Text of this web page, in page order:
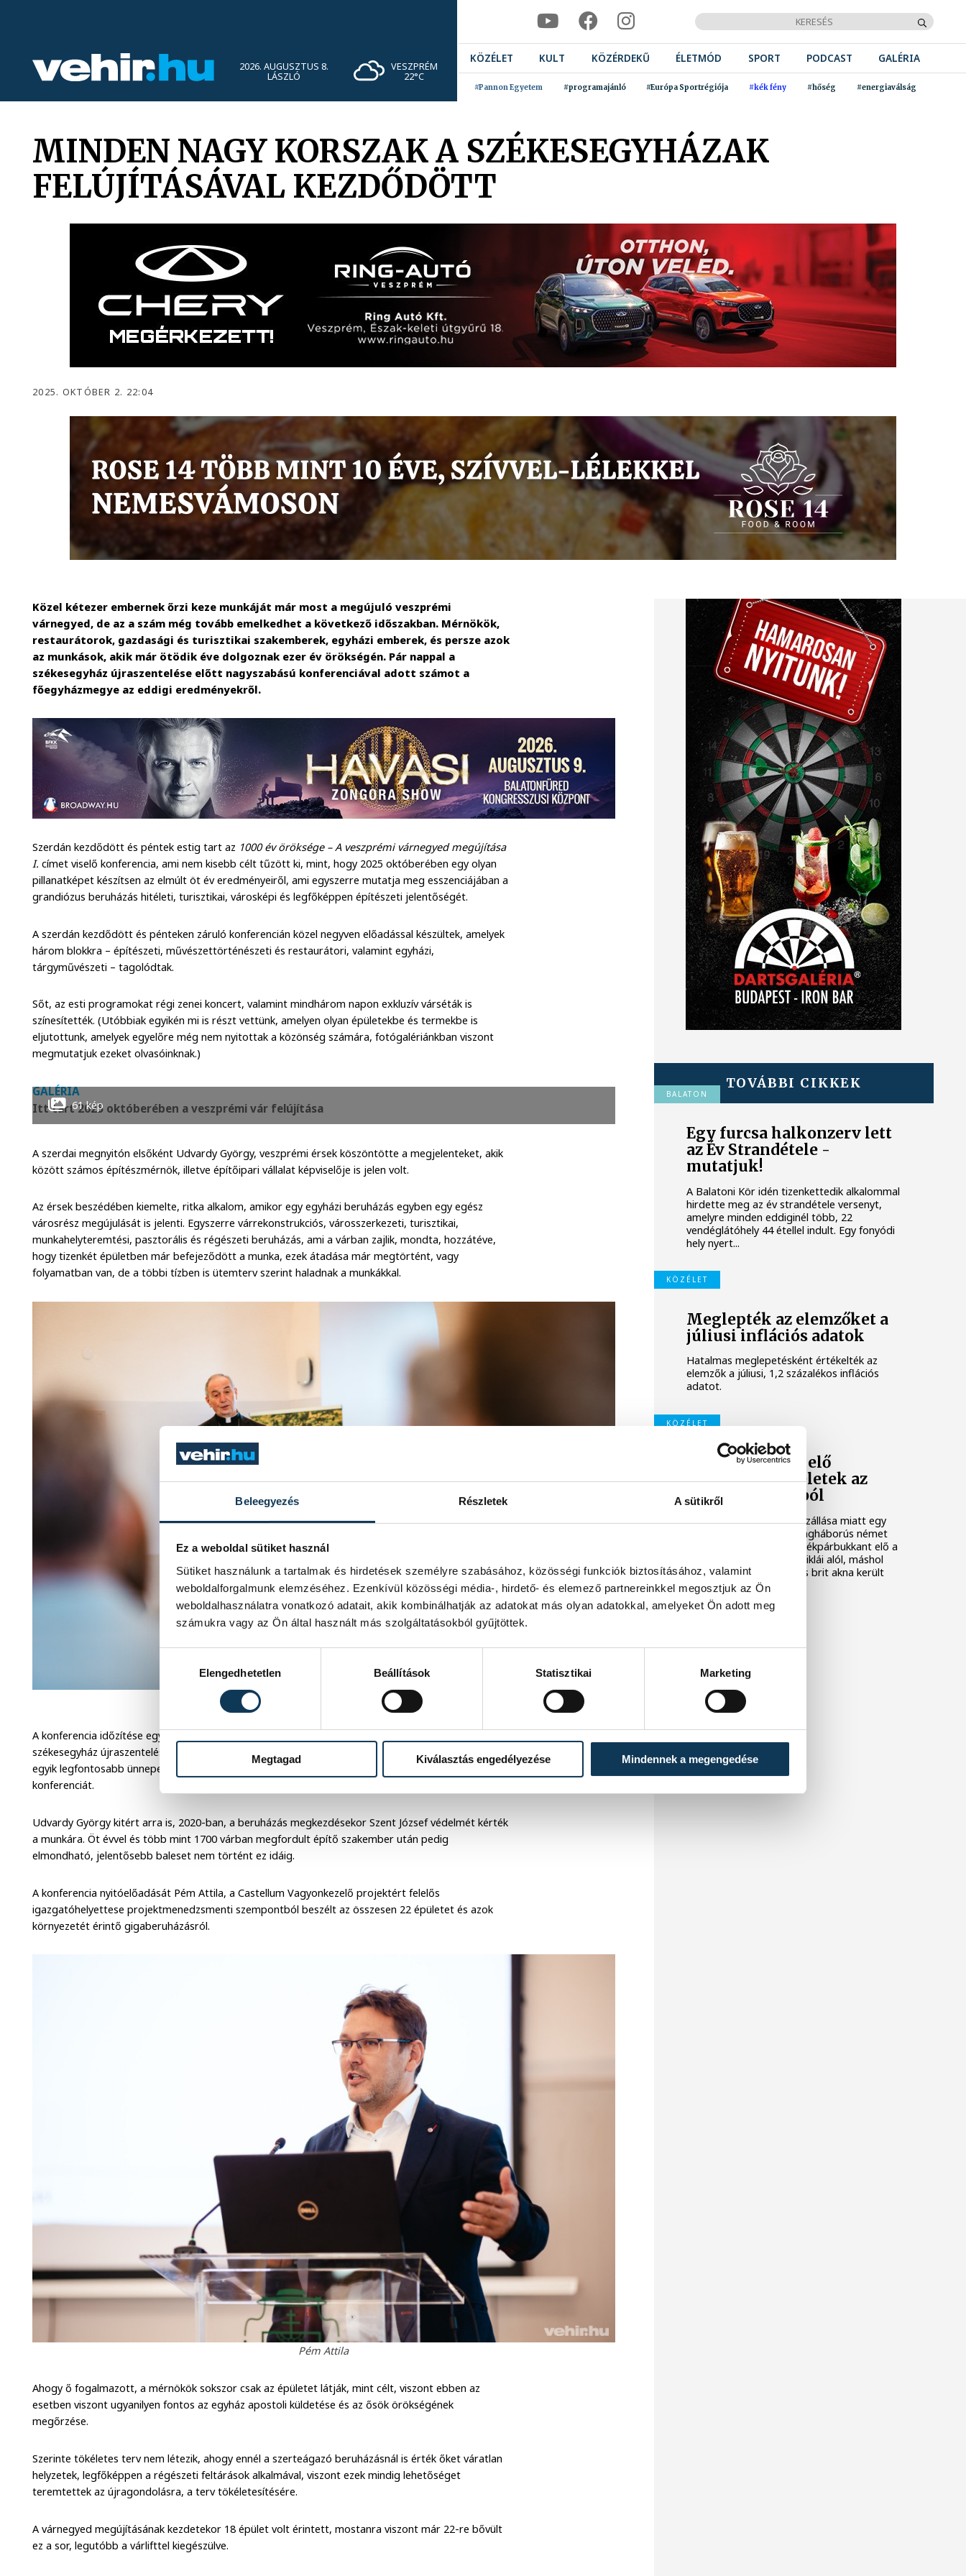
Beleegyezés Részletek A sütikről
Ez a weboldal sütiket használ
Sütiket használunk a tartalmak és hirdetések személyre szabásához, közösségi funkciók biztosításához, valamint
weboldalforgalmunk elemzéséhez. Ezenkívül közösségi média-, hirdető- és elemező partnereinkkel megosztjuk az Ön
weboldalhasználatra vonatkozó adatait, akik kombinálhatják az adatokat más olyan adatokkal, amelyeket Ön adott meg
számukra vagy az Ön által használt más szolgáltatásokból gyűjtöttek.
Elengedhetetlen
Beállítások Statisztikai Marketing
Megtagad Kiválasztás engedélyezése Mindennek a megengedése
2026. AUGUSZTUS 8.
LÁSZLÓ
VESZPRÉM
22°C
KÖZÉLET KULT KÖZÉRDEKŰ ÉLETMÓD SPORT PODCAST GALÉRIA
#Pannon Egyetem #programajánló #Európa Sportrégiója #kék fény #hőség #energiaválság
MINDEN NAGY KORSZAK A SZÉKESEGYHÁZAK
FELÚJÍTÁSÁVAL KEZDŐDÖTT
2025. OKTÓBER 2. 22:04
Közel kétezer embernek őrzi keze munkáját már most a megújuló veszprémi
várnegyed, de az a szám még tovább emelkedhet a következő időszakban. Mérnökök,
restaurátorok, gazdasági és turisztikai szakemberek, egyházi emberek, és persze azok
az munkások, akik már ötödik éve dolgoznak ezer év örökségén. Pár nappal a
székesegyház újraszentelése előtt nagyszabású konferenciával adott számot a
főegyházmegye az eddigi eredményekről.
Szerdán kezdődött és péntek estig tart az 1000 év öröksége – A veszprémi várnegyed megújítása
I. címet viselő konferencia, ami nem kisebb célt tűzött ki, mint, hogy 2025 októberében egy olyan
pillanatképet készítsen az elmúlt öt év eredményeiről, ami egyszerre mutatja meg esszenciájában a
grandiózus beruházás hitéleti, turisztikai, városképi és legfőképpen építészeti jelentőségét.
A szerdán kezdődött és pénteken záruló konferencián közel negyven előadással készültek, amelyek
három blokkra – építészeti, művészettörténészeti és restaurátori, valamint egyházi,
tárgyművészeti – tagolódtak.
Sőt, az esti programokat régi zenei koncert, valamint mindhárom napon exkluzív várséták is
színesítették. (Utóbbiak egyikén mi is részt vettünk, amelyen olyan épületekbe és termekbe is
eljutottunk, amelyek egyelőre még nem nyitottak a közönség számára, fotógalériánkban viszont
megmutatjuk ezeket olvasóinknak.)
GALÉRIA
Itt tart 2025 októberében a veszprémi vár felújítása
61 kép
A szerdai megnyitón elsőként Udvardy György, veszprémi érsek köszöntötte a megjelenteket, akik
között számos építészmérnök, illetve építőipari vállalat képviselője is jelen volt.
Az érsek beszédében kiemelte, ritka alkalom, amikor egy egyházi beruházás egyben egy egész
városrész megújulását is jelenti. Egyszerre várrekonstrukciós, városszerkezeti, turisztikai,
munkahelyteremtési, pasztorális és régészeti beruházás, ami a várban zajlik, mondta, hozzátéve,
hogy tizenkét épületben már befejeződött a munka, ezek átadása már megtörtént, vagy
folyamatban van, de a többi tízben is ütemterv szerint haladnak a munkákkal.
A konferencia időzítése egyébként nem véletlen, hiszen október 5-én tartják a Szent Mihály-
székesegyház újraszentelési ünnepségét, a főegyházmegye és az itteni hívők szempontjából az
egyik legfontosabb ünnepet. Ennek kvázi világi felvezetőjeként is lehet értelmezni a mostani
konferenciát.
Udvardy György kitért arra is, 2020-ban, a beruházás megkezdésekor Szent József védelmét kérték
a munkára. Öt évvel és több mint 1700 várban megfordult építő szakember után pedig
elmondható, jelentősebb baleset nem történt ez idáig.
A konferencia nyitóelőadását Pém Attila, a Castellum Vagyonkezelő projektért felelős
igazgatóhelyettese projektmenedzsmenti szempontból beszélt az összesen 22 épületet és azok
környezetét érintő gigaberuházásról.
Pém Attila
Ahogy ő fogalmazott, a mérnökök sokszor csak az épületet látják, mint célt, viszont ebben az
esetben viszont ugyanilyen fontos az egyház apostoli küldetése és az ősök örökségének
megőrzése.
Szerinte tökéletes terv nem létezik, ahogy ennél a szerteágazó beruházásnál is érték őket váratlan
helyzetek, legfőképpen a régészeti feltárások alkalmával, viszont ezek mindig lehetőséget
teremtettek az újragondolásra, a terv tökéletesítésére.
A várnegyed megújításának kezdetekor 18 épület volt érintett, mostanra viszont már 22-re bővült
ez a sor, legutóbb a várlifttel kiegészülve.
TOVÁBBI CIKKEK
BALATON
Egy furcsa halkonzerv lett
az Év Strandétele -
mutatjuk!
A Balatoni Kör idén tizenkettedik alkalommal
hirdette meg az év strandétele versenyt,
amelyre minden eddiginél több, 22
vendéglátóhely 44 étellel indult. Egy fonyódi
hely nyert...
KÖZÉLET
Meglepték az elemzőket a
júliusi inflációs adatok
Hatalmas meglepetésként értékelték az
elemzők a júliusi, 1,2 százalékos inflációs
adatot.
KÖZÉLET
Sorra kerülnek elő
világháborús leletek az
alacsony Dunából
A folyó rekordalacsony vízállása miatt egy
csaknem komplett, II. világháborús német
DKW NZ 350-1 motorkerékpárbukkant elő a
Batthyány téri rakpart sziklái alól, máshol
pedig egy közel féltonnás brit akna került
elő.